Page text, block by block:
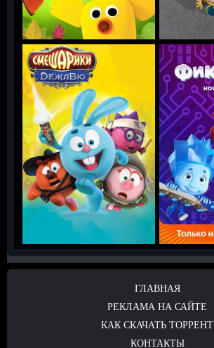
ГЛАВНАЯ
РЕКЛАМА НА САЙТЕ
КАК СКАЧАТЬ ТОРРЕНТ
КОНТАКТЫ